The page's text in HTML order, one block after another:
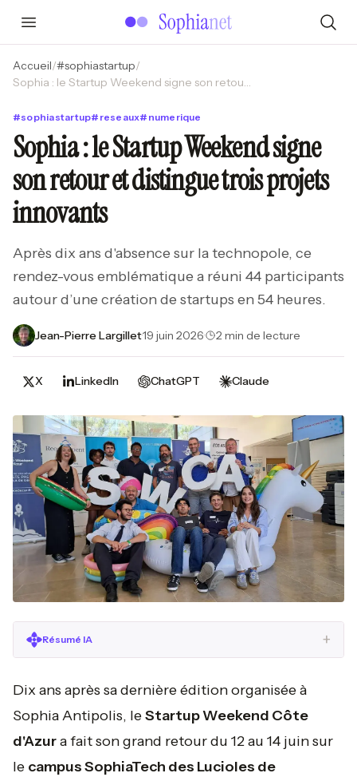
Accueil/#sophiastartup/
Sophia : le Startup Weekend signe son retour et distingue trois projets innovants
#sophiastartup# reseaux# numerique
Sophia : le Startup Weekend signe
son retour et distingue trois projets
innovants
Après dix ans d'absence sur la technopole, ce
rendez-vous emblématique a réuni 44 participants
autour d’une création de startups en 54 heures.
Jean-Pierre Largillet·19 juin 2026· 2 min de lecture
X LinkedIn ChatGPT Claude
Résumé IA +
Dix ans après sa dernière édition organisée à
Sophia Antipolis, leStartup Weekend Côte
d'Azura fait son grand retour du 12 au 14 juin sur
le campus SophiaTech des Lucioles de